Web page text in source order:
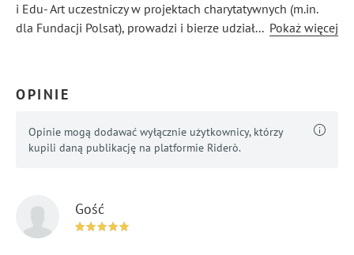
i Edu- Art uczestniczy w projektach charytatywnych (m.in.
dla Fundacji Polsat), prowadzi i bierze udział w warsztatach
Literackiego. W styczniu 2026 roku ukaże się z nią pisemny
... Pokaż więcej
OPINIE
Opinie mogą dodawać wyłącznie użytkownicy, którzy
kupili daną publikację na platformie Riderò.
Gość